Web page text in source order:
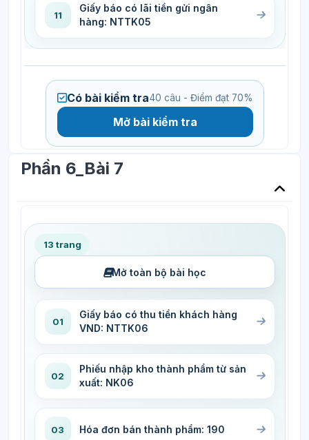
11
Giấy báo có lãi tiền gửi ngân
hàng: NTTK05
Có bài kiểm tra40 câu - Điểm đạt 70%
Mở bài kiểm tra
Phần 6_Bài 7
13 trang
Mở toàn bộ bài học
01
Giấy báo có thu tiền khách hàng
VND: NTTK06
02
Phiếu nhập kho thành phẩm từ sản
xuất: NK06
03 Hóa đơn bán thành phẩm: 190